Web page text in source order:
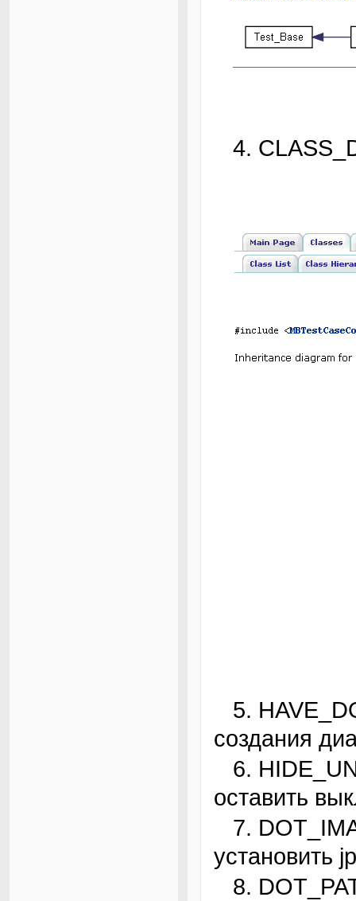
4.
5. HAVE_DOT — должно быть включено для
создания
6. HIDE_UNDOC_RELATIONS — лучше
оставить
7. DOT_IMAGE_FORMAT — попробовала
установить
8. DOT_PATH — указала место инсталляции